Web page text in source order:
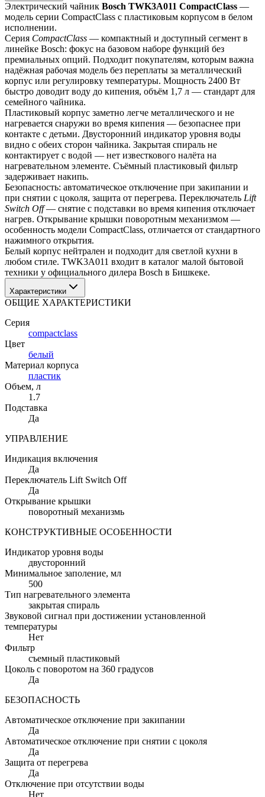
Электрический чайник Bosch TWK3A011 CompactClass —
модель серии CompactClass с пластиковым корпусом в белом
исполнении.
Серия CompactClass — компактный и доступный сегмент в
линейке Bosch: фокус на базовом наборе функций без
премиальных опций. Подходит покупателям, которым важна
надёжная рабочая модель без переплаты за металлический
корпус или регулировку температуры. Мощность 2400 Вт
быстро доводит воду до кипения, объём 1,7 л — стандарт для
семейного чайника.
Пластиковый корпус заметно легче металлического и не
нагревается снаружи во время кипения — безопаснее при
контакте с детьми. Двусторонний индикатор уровня воды
видно с обеих сторон чайника. Закрытая спираль не
контактирует с водой — нет известкового налёта на
нагревательном элементе. Съёмный пластиковый фильтр
задерживает накипь.
Безопасность: автоматическое отключение при закипании и
при снятии с цоколя, защита от перегрева. Переключатель Lift
Switch Off — снятие с подставки во время кипения отключает
нагрев. Открывание крышки поворотным механизмом —
особенность модели CompactClass, отличается от стандартного
нажимного открытия.
Белый корпус нейтрален и подходит для светлой кухни в
любом стиле. TWK3A011 входит в каталог малой бытовой
техники у официального дилера Bosch в Бишкеке.
Характеристики
ОБЩИЕ ХАРАКТЕРИСТИКИ
Серия
compactclass
Цвет
белый
Материал корпуса
пластик
Объем, л
1.7
Подставка
Да
УПРАВЛЕНИЕ
Индикация включения
Да
Переключатель Lift Switch Off
Да
Открывание крышки
поворотный механизмь
КОНСТРУКТИВНЫЕ ОСОБЕННОСТИ
Индикатор уровня воды
двусторонний
Минимальное заполение, мл
500
Тип нагревательного элемента
закрытая спираль
Звуковой сигнал при достижении установленной
температуры
Нет
Фильтр
съемный пластиковый
Цоколь с поворотом на 360 градусов
Да
БЕЗОПАСНОСТЬ
Автоматическое отключение при закипании
Да
Автоматическое отключение при снятии с цоколя
Да
Защита от перегрева
Да
Отключение при отсутствии воды
Нет